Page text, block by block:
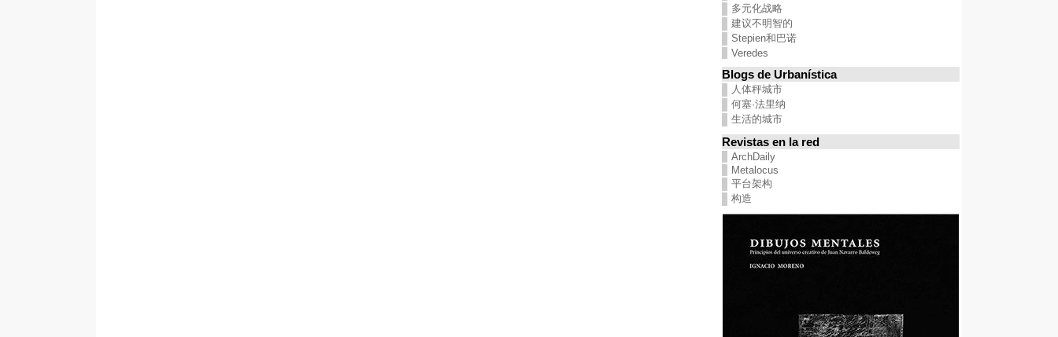
多元化战略
建议不明智的
Stepien和巴诺
Veredes
Blogs de Urbanística
人体秤城市
何塞·法里纳
生活的城市
Revistas en la red
ArchDaily
Metalocus
平台架构
构造